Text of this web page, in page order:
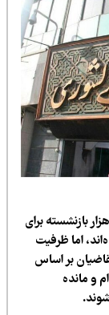
اعلام کرد بیش از ۶۶۰ هزار بازنشسته برای
اما ظرفیت
بر اساس